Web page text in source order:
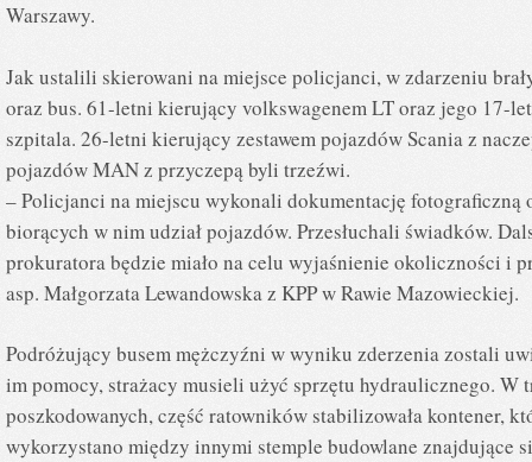
Warszawy.
Jak ustalili skierowani na miejsce policjanci, w zdarzeniu
oraz bus. 61-letni kierujący volkswagenem LT oraz jego 17-
szpitala. 26-letni kierujący zestawem pojazdów Scania z
pojazdów MAN z przyczepą byli trzeźwi.
– Policjanci na miejscu wykonali dokumentację fotograficzną
biorących w nim udział pojazdów. Przesłuchali świadków.
prokuratora będzie miało na celu wyjaśnienie okoliczności i
asp. Małgorzata Lewandowska z KPP w Rawie Mazowieckiej.
Podróżujący busem mężczyźni w wyniku zderzenia zostali
im pomocy, strażacy musieli użyć sprzętu hydraulicznego. W
poszkodowanych, część ratowników stabilizowała kontener,
wykorzystano między innymi stemple budowlane znajdujące